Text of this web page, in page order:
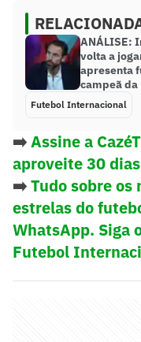
ANÁLISE:
volta a
apresenta
campeã da
Futebol Internacional
➡️Assine a
aproveite 30
➡️Tudo sobre os
estrelas do
WhatsApp. Siga
Futebol